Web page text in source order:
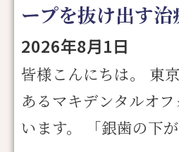
ープを抜け出す治
2026年8月1日
皆様こんにちは。 東
あるマキデンタルオ
います。 「銀歯の下